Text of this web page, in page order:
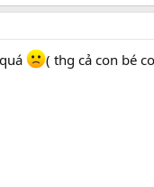
( thg cả con bé